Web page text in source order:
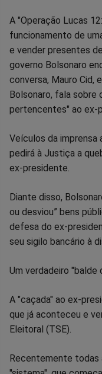
A "Operação Lucas
funcionamento de
e vender presentes
governo Bolsonaro
conversa, Mauro Cid,
Bolsonaro, fala sobre
pertencentes" ao ex-
Veículos da imprensa
pedirá à Justiça a
ex-presidente.
Diante disso,
ou desviou” bens
defesa do ex-
seu sigilo bancário à
Um verdadeiro "balde
A "caçada" ao ex-
que já aconteceu e
Eleitoral (TSE).
Recentemente todas